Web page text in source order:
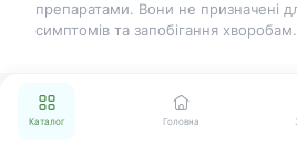
Каталог Головна
препаратами. Вони не призначені
симптомів та запобігання хворобам.